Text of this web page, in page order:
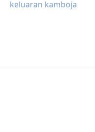
keluaran kamboja